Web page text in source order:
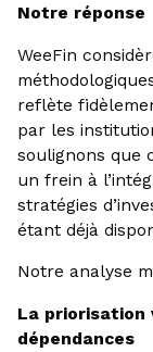
Notre réponse
WeeFin
reflète
par les
soulignons que
un frein à
stratégies
étant déjà
Notre analyse
La priorisation
dépendances